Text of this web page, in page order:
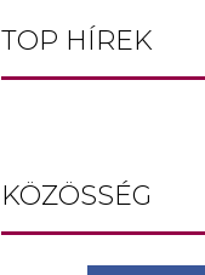
TOP HÍREK
KÖZÖSSÉG